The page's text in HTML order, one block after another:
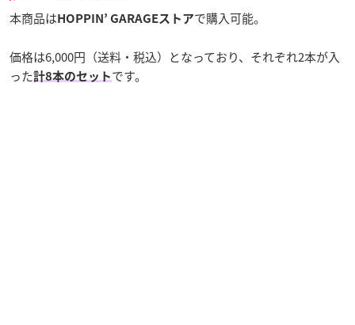
本商品はHOPPIN’ GARAGEストアで購入可能。
価格は6,000円（送料・税込）となっており、それぞれ2本が入
った計8本のセット です。